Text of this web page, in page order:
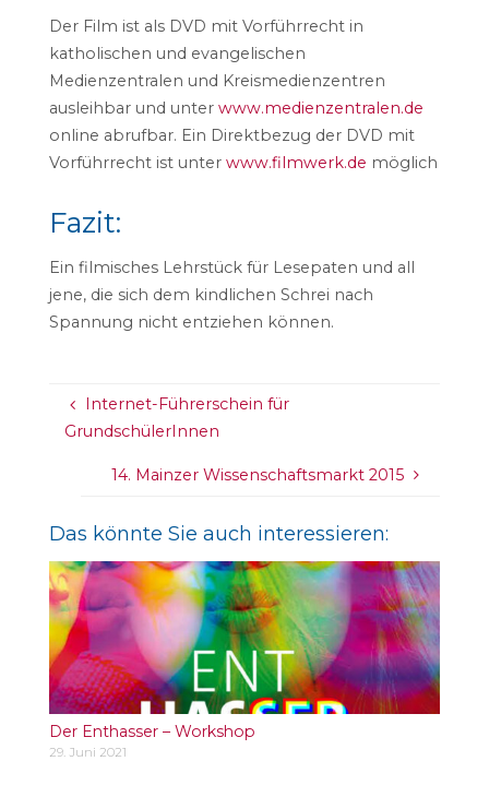
Der Film ist als DVD mit Vorführrecht in
katholischen und evangelischen
Medienzentralen und Kreismedienzentren
ausleihbar und unter www.medienzentralen.de
online abrufbar. Ein Direktbezug der DVD mit
Vorführrecht ist unter www.filmwerk.de möglich
Fazit:
Ein filmisches Lehrstück für Lesepaten und all
jene, die sich dem kindlichen Schrei nach
Spannung nicht entziehen können.
Internet-Führerschein für
GrundschülerInnen
14. Mainzer Wissenschaftsmarkt 2015
Das könnte Sie auch interessieren:
Der Enthasser – Workshop
29. Juni 2021